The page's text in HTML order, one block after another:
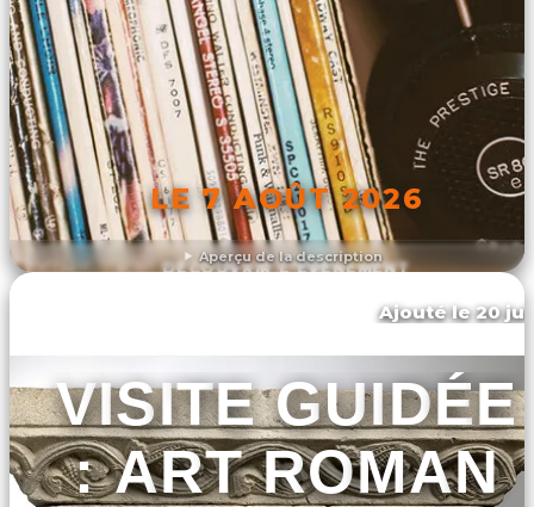
Aperçu de la description
LE 7 AOÛT 2026
DÉCOUVRIR L'ÉVÉNEMENT
Ajouté le 20
VISITE GUIDÉE
: ART ROMAN